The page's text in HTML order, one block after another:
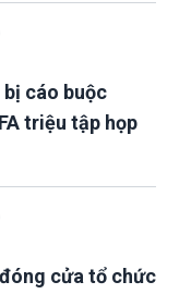
cáo buộc
triệu tập họp
cửa tổ chức